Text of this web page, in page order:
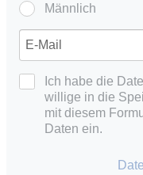
Männlich
Ich habe die
willige in die
mit diesem
Daten ein.